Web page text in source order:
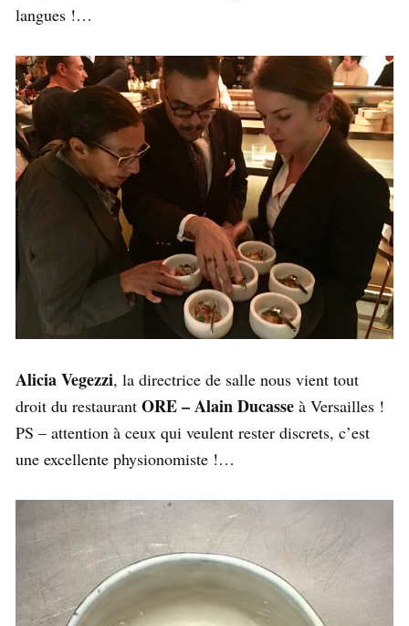
langues !…
Alicia Vegezzi, la directrice de salle nous vient tout
droit du restaurant ORE – Alain Ducasse à Versailles !
PS – attention à ceux qui veulent rester discrets, c’est
une excellente physionomiste !…